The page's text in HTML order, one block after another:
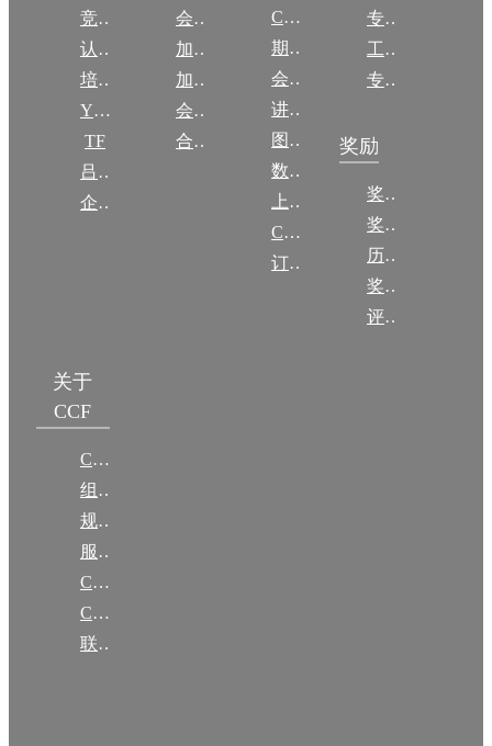
竞赛
认证
培训
YOCSEF
TF
吕梁振兴
企智会
会员权益
加入CCF
加入CCF
会员交费
合作伙伴
CCCF
期刊
会议
讲稿
图集
数图编审委员会
上传/发布作品
CCF DL Focus
订阅《计算》
专委条例
工作问答
专委名单
奖励
奖励动态
奖励目录
历年获奖名单
奖项推荐
评奖条例
关于
CCF
CCF简介
组织机构
规章
服务项目
CCF大事记
CCF创建60周年
联系我们